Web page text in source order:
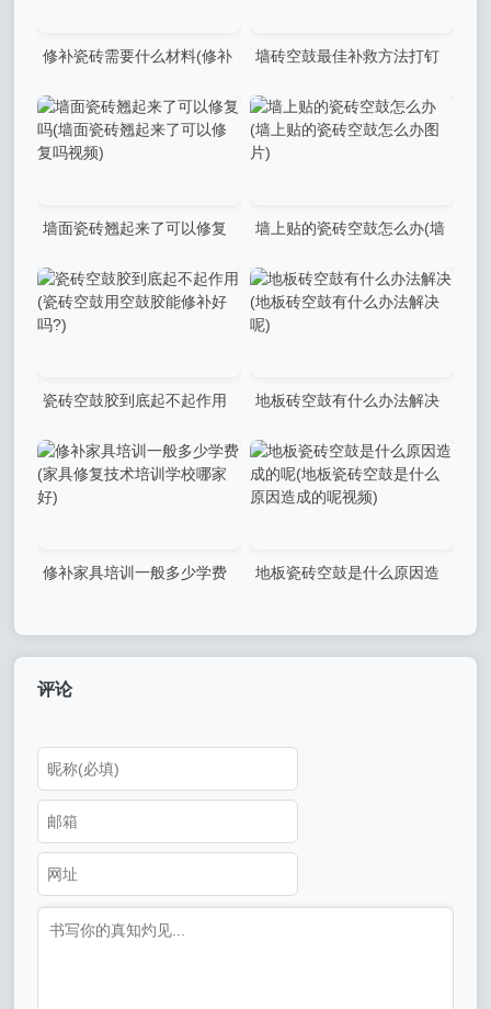
修补瓷砖需要什么材料(修补
墙砖空鼓最佳补救方法打钉
打钉视频讲解)
墙面瓷砖翘起来了可以修复
复吗视频)
墙上贴的瓷砖空鼓怎么办(墙
瓷砖空鼓胶到底起不起作用
吗?)
地板砖空鼓有什么办法解决
呢)
修补家具培训一般多少学费
地板瓷砖空鼓是什么原因造
评论